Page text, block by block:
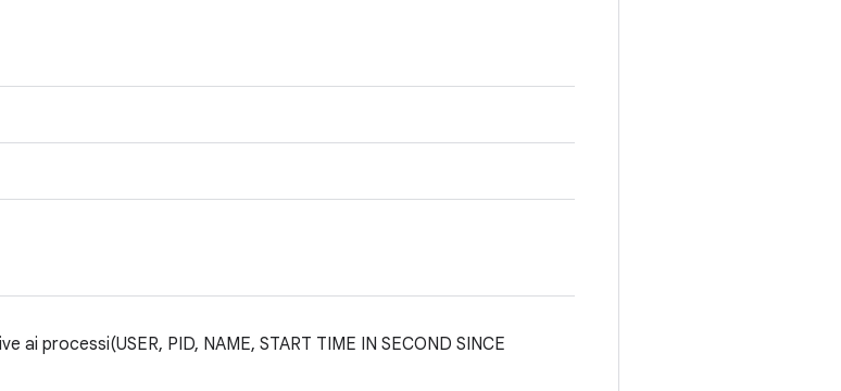
processi(USER, PID, NAME, START TIME IN SECOND SINCE